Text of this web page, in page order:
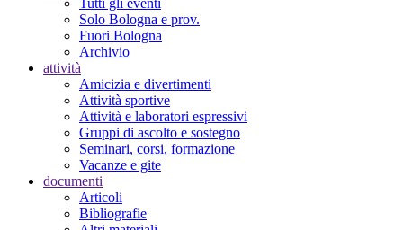
Tutti gli eventi
Solo Bologna e prov.
Fuori Bologna
Archivio
attività
Amicizia e divertimenti
Attività sportive
Attività e laboratori espressivi
Gruppi di ascolto e sostegno
Seminari, corsi, formazione
Vacanze e gite
documenti
Articoli
Bibliografie